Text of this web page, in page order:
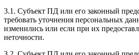
3.1. Субъект ПД или его законный
требовать уточнения персональных
изменились или если при их
неточности.